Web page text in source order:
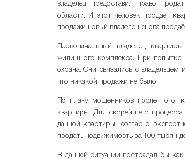
владелец предоставил право
области. И этот человек продаёт
продажи новый владелец снова
Первоначальный владелец
жилищного комплекса. При попытке
охрана. Они связались с владельцем
что никакой продажи не было.
По плану мошенников после того,
квартиры. Для скорейшего
данной квартиры, согласно
продать недвижимость за 100 тысяч
В данной ситуации пострадал бы